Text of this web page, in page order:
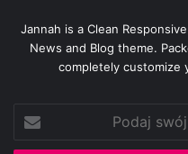
Jannah is a Clean
News and Blog theme.
completely customize
swój
adres